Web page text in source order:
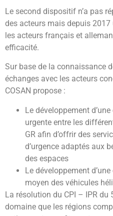
Le second dispositif n’a pas
des acteurs mais depuis
les acteurs français et
efficacité.
Sur base de la connaissance
échanges avec les acteurs
COSAN propose :
Le développement
urgente entre les
GR afin d’offrir des
d’urgence adaptés aux
des espaces
Le développement
moyen des véhicules
La résolution du CPI – IPR
domaine que les régions